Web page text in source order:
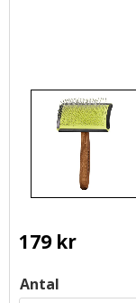
179kr
Antal